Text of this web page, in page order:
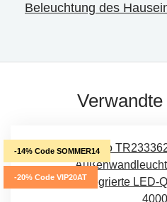
Beleuchtung des
-14% Code SOMMER14
-20% Code VIP20AT